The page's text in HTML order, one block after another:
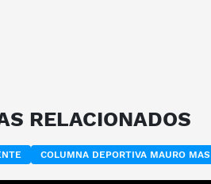
RELACIONADOS
COLUMNA DEPORTIVA MAURO MAS